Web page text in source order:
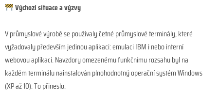
Výchozí situace a výzvy
V průmyslové výrobě se používaly četné průmyslové terminály, které
vyžadovaly především jedinou aplikaci: emulaci IBM i nebo interní
webovou aplikaci. Navzdory omezenému funkčnímu rozsahu byl na
každém terminálu nainstalován plnohodnotný operační systém Windows
(XP až 10). To přineslo: